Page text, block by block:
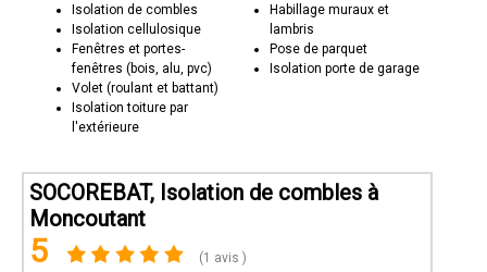
Isolation de combles
Isolation cellulosique
Fenêtres et portes-
fenêtres (bois, alu, pvc)
Volet (roulant et battant)
Isolation toiture par
l'extérieure
Habillage muraux et
lambris
Pose de parquet
Isolation porte de garage
SOCOREBAT, Isolation de combles à
Moncoutant
5 (1 avis )